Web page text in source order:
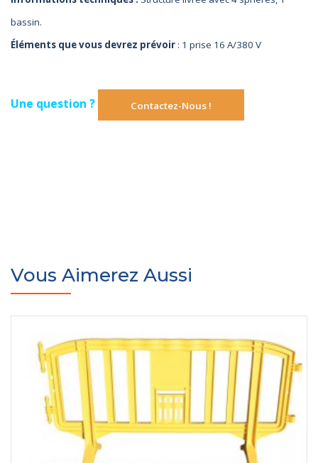
bassin.
Éléments que vous devrez prévoir : 1 prise 16 A/380 V
Une question ? Contactez-Nous !
Vous Aimerez Aussi